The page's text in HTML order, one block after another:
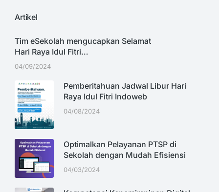
Artikel
Tim eSekolah mengucapkan Selamat
Hari Raya Idul Fitri…
04/09/2024
Pemberitahuan Jadwal Libur Hari
Raya Idul Fitri Indoweb
04/08/2024
Optimalkan Pelayanan PTSP di
Sekolah dengan Mudah Efisiensi
04/03/2024